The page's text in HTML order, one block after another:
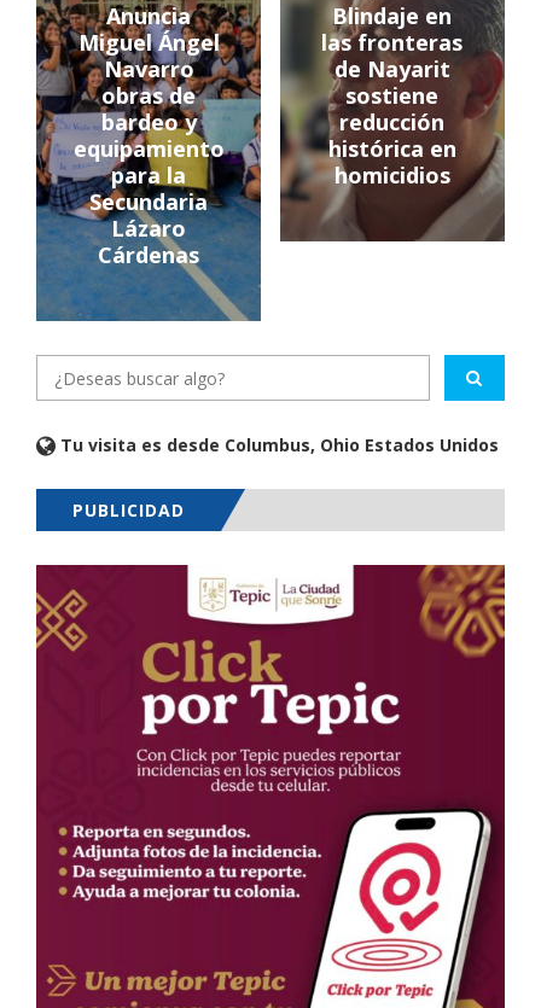
Anuncia
Miguel Ángel
Navarro
obras de
bardeo y
equipamiento
para la
Secundaria
Lázaro
Cárdenas
Blindaje en
las fronteras
de Nayarit
sostiene
reducción
histórica en
homicidios
Tu visita es desde Columbus, Ohio Estados Unidos
PUBLICIDAD